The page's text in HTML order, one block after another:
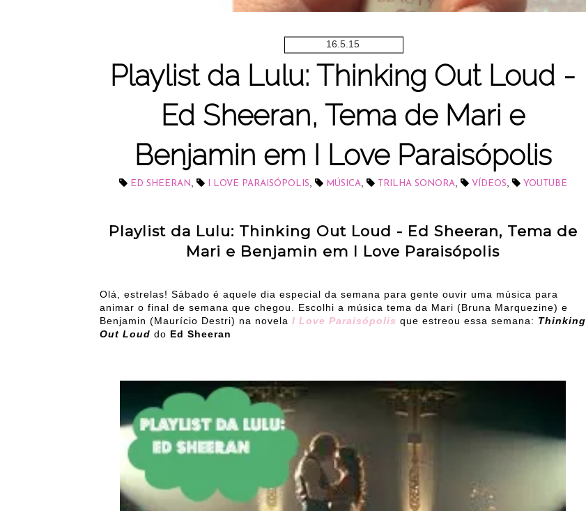
16.5.15
Playlist da Lulu: Thinking Out Loud -
Ed Sheeran, Tema de Mari e
Benjamin em I Love Paraisópolis
ED SHEERAN I LOVE PARAISÓPOLIS MÚSICA TRILHA SONORA VÍDEOS YOUTUBE
Playlist da Lulu: Thinking Out Loud - Ed Sheeran, Tema de
Mari e Benjamin em I Love Paraisópolis
Olá, estrelas! Sábado é aquele dia especial da semana para gente ouvir uma música para
animar o final de semana que chegou. Escolhi a música tema da Mari (Bruna Marquezine) e
Benjamin (Maurício Destri) na novela I Love Paraisópolis que estreou essa semana: Thinking
Out Loud do Ed Sheeran